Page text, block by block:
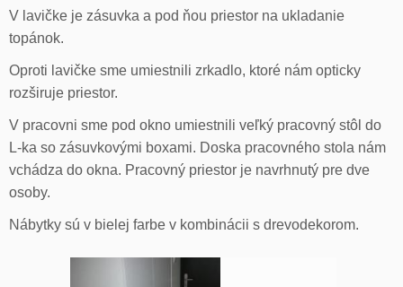
V lavičke je zásuvka a pod ňou priestor na ukladanie
topánok.
Oproti lavičke sme umiestnili zrkadlo, ktoré nám opticky
rozširuje priestor.
V pracovni sme pod okno umiestnili veľký pracovný stôl do
L-ka so zásuvkovými boxami. Doska pracovného stola nám
vchádza do okna. Pracovný priestor je navrhnutý pre dve
osoby.
Nábytky sú v bielej farbe v kombinácii s drevodekorom.